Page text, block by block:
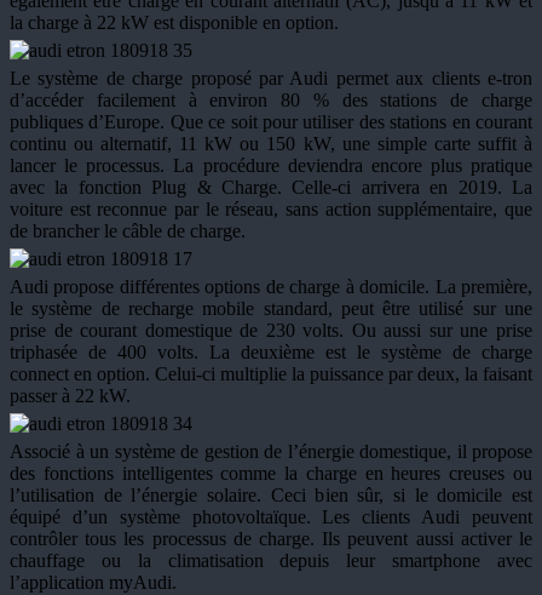
la charge à 22 kW est disponible en option.
Le système de charge proposé par Audi permet aux clients e-tron
d’accéder facilement à environ 80 % des stations de charge
publiques d’Europe. Que ce soit pour utiliser des stations en courant
continu ou alternatif, 11 kW ou 150 kW, une simple carte suffit à
lancer le processus. La procédure deviendra encore plus pratique
avec la fonction Plug & Charge. Celle-ci arrivera en 2019. La
voiture est reconnue par le réseau, sans action supplémentaire, que
de brancher le câble de charge.
Audi propose différentes options de charge à domicile. La première,
le système de recharge mobile standard, peut être utilisé sur une
prise de courant domestique de 230 volts. Ou aussi sur une prise
triphasée de 400 volts. La deuxième est le système de charge
connect en option. Celui-ci multiplie la puissance par deux, la faisant
passer à 22 kW.
Associé à un système de gestion de l’énergie domestique, il propose
des fonctions intelligentes comme la charge en heures creuses ou
l’utilisation de l’énergie solaire. Ceci bien sûr, si le domicile est
équipé d’un système photovoltaïque. Les clients Audi peuvent
contrôler tous les processus de charge. Ils peuvent aussi activer le
chauffage ou la climatisation depuis leur smartphone avec
l’application myAudi.